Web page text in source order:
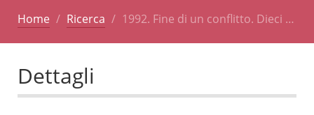
Home Ricerca 1992. Fine di un conflitto. Dieci …
Dettagli